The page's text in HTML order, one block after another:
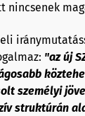
nincsenek
"az új
személyi
struktúrán